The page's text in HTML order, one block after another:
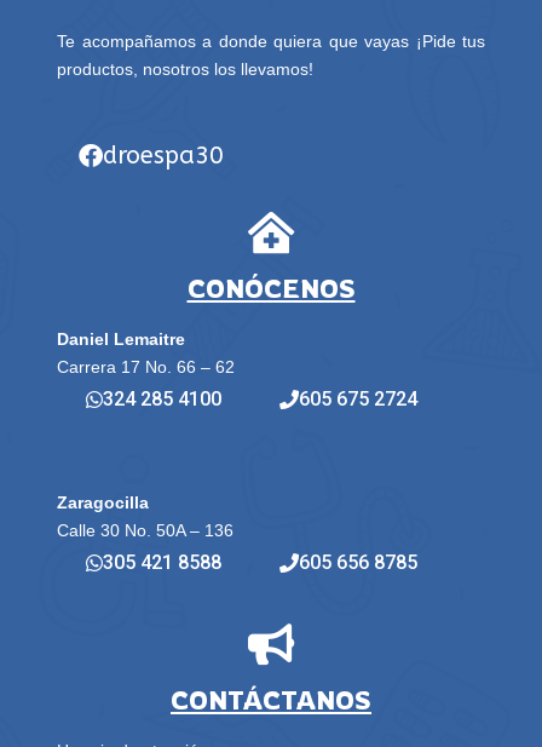
Te acompañamos a donde quiera que vayas ¡Pide tus
productos, nosotros los llevamos!
droespa30
CONÓCENOS
Daniel Lemaitre
Carrera 17 No. 66 – 62
324 285 4100 605 675 2724
Zaragocilla
Calle 30 No. 50A – 136
305 421 8588 605 656 8785
CONTÁCTANOS